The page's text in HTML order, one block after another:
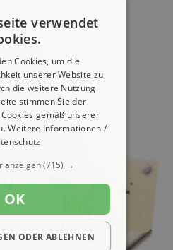
verwendet
Cookies, um die
unserer Website zu
die weitere Nutzung
stimmen Sie der
gemäß unserer
Weitere Informationen /
anzeigen(715) →
OK
ODER ABLEHNEN